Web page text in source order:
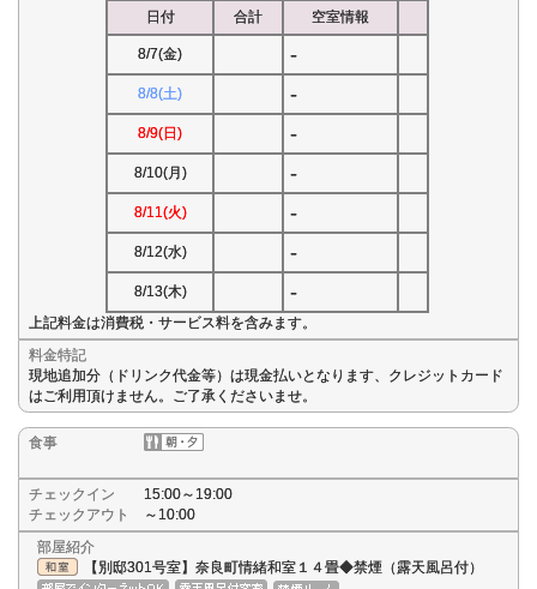
日付 合計 空室情報
8/7(金) -
8/8(土) -
8/9(日) -
8/10(月) -
8/11(火) -
8/12(水) -
8/13(木) -
上記料金は消費税・サービス料を含みます。
料金特記
現地追加分（ドリンク代金等）は現金払いとなります、クレジットカード
はご利用頂けません。ご了承くださいませ。
食事
チェックイン
15:00～19:00
チェックアウト
～10:00
部屋紹介
【別邸301号室】奈良町情緒和室１４畳◆禁煙（露天風呂付）